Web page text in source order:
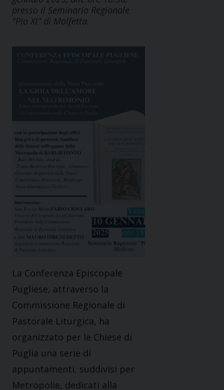
presso il Seminario Regionale
"Pio XI" di Molfetta.
La Conferenza Episcopale
Pugliese, attraverso la
Commissione Regionale di
Pastorale Liturgica, ha
organizzato per le Chiese di
Puglia una serie di
appuntamenti, suddivisi per
Metropolie, dedicati alla